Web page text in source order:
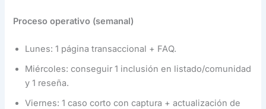
Proceso operativo (semanal)
Lunes: 1 página transaccional + FAQ.
Miércoles: conseguir 1 inclusión en listado/comunidad
y 1 reseña.
Viernes: 1 caso corto con captura + actualización de